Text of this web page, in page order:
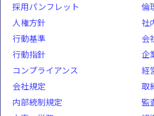
採用パンフレット
人権方針
行動基準
行動指針
コンプライアンス
会社規定
内部統制規定
倫
社
会
企
経
取
監